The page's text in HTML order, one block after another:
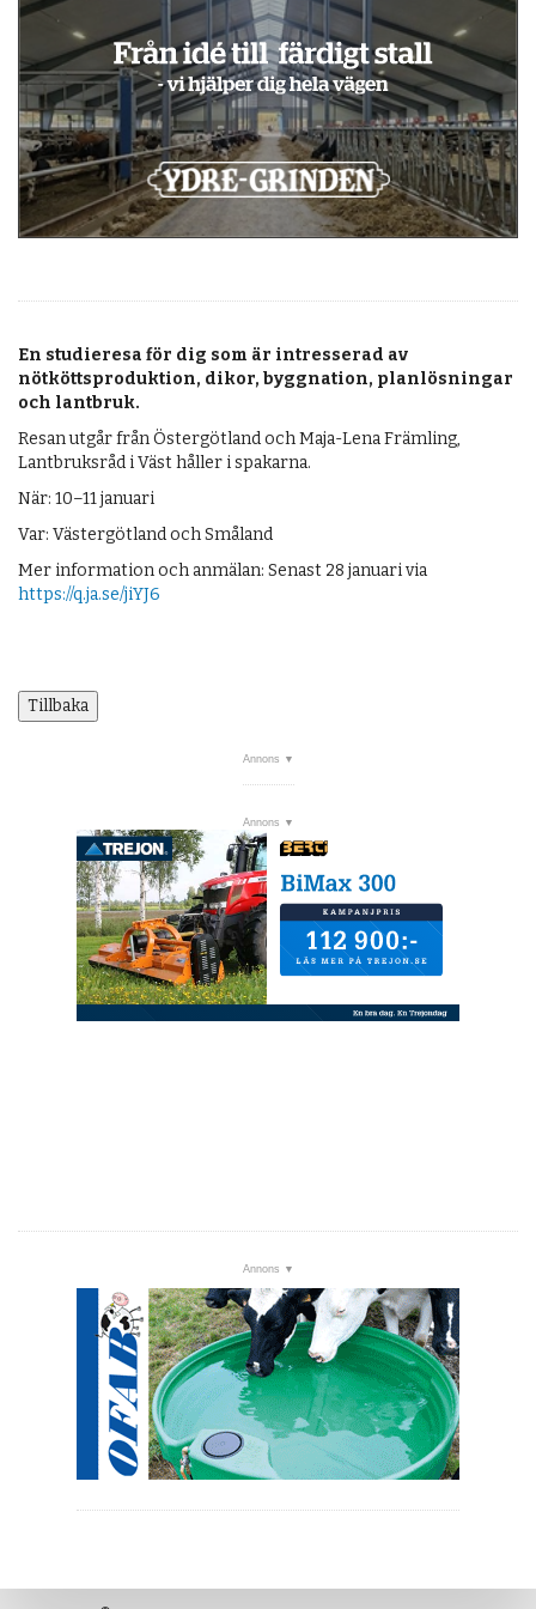
En studieresa för dig som är intresserad av
nötköttsproduktion, dikor, byggnation, planlösningar
och lantbruk.
Resan utgår från Östergötland och Maja-Lena Främling,
Lantbruksråd i Väst håller i spakarna.
När: 10–11 januari
Var: Västergötland och Småland
Mer information och anmälan: Senast 28 januari via
https://q.ja.se/jiYJ6
Tillbaka